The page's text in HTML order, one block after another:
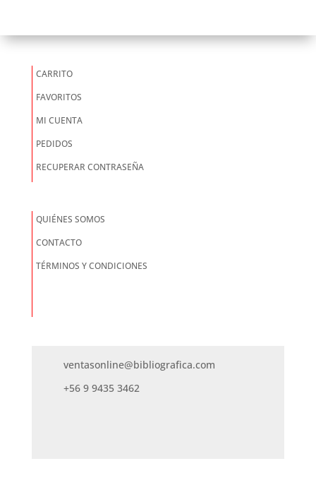
CARRITO
FAVORITOS
MI CUENTA
PEDIDOS
RECUPERAR CONTRASEÑA
QUIÉNES SOMOS
CONTACTO
TÉRMINOS Y CONDICIONES
ventasonline@bibliografica.com
+56 9 9435 3462